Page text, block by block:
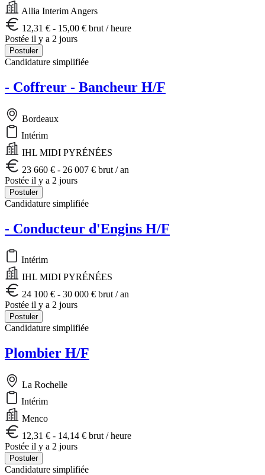
Allia Interim Angers
12,31 € - 15,00 € brut / heure
Postée il y a 2 jours
Postuler
Candidature simplifiée
- Coffreur - Bancheur H/F
Bordeaux
Intérim
IHL MIDI PYRÉNÉES
23 660 € - 26 007 € brut / an
Postée il y a 2 jours
Postuler
Candidature simplifiée
- Conducteur d'Engins H/F
Intérim
IHL MIDI PYRÉNÉES
24 100 € - 30 000 € brut / an
Postée il y a 2 jours
Postuler
Candidature simplifiée
Plombier H/F
La Rochelle
Intérim
Menco
12,31 € - 14,14 € brut / heure
Postée il y a 2 jours
Postuler
Candidature simplifiée